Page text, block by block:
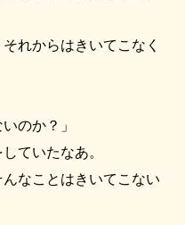
れからはきいてこなく
のか？」
ていたなあ。
なことはきいてこない